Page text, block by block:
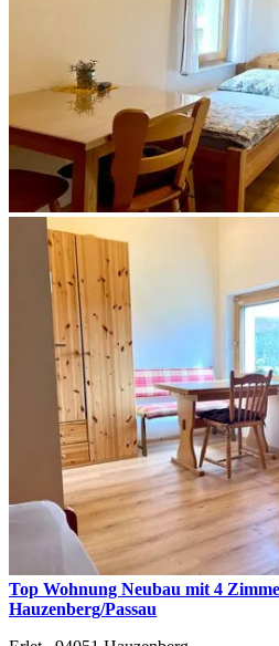
Top Wohnung Neubau mit 4
Hauzenberg/Passau